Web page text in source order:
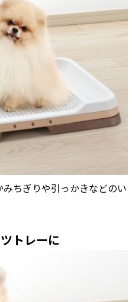
ちぎりや引っかきなどのい
トレーに